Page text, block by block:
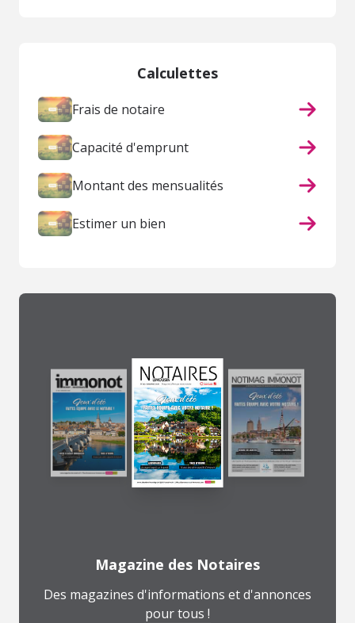
Calculettes
Frais de notaire
Capacité d'emprunt
Montant des mensualités
Estimer un bien
Magazine des Notaires
Des magazines d'informations et d'annonces
pour tous !